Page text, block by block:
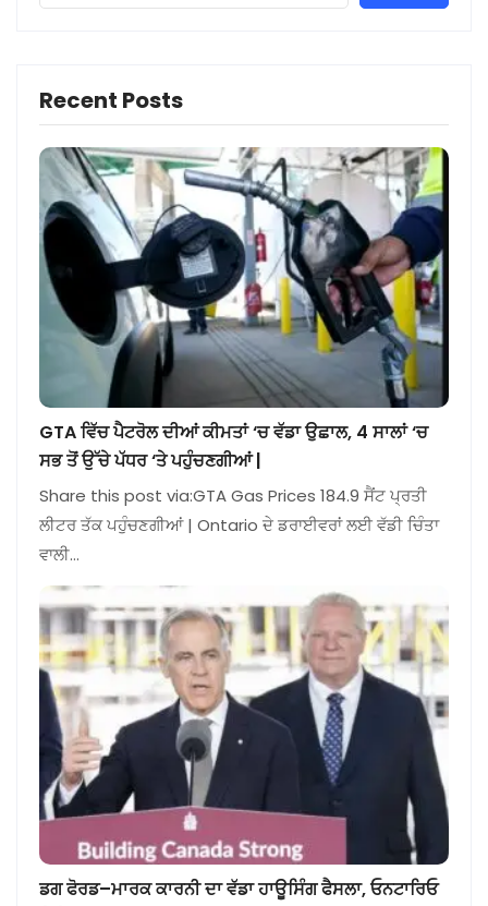
Recent Posts
GTA ਵਿੱਚ ਪੈਟਰੋਲ ਦੀਆਂ ਕੀਮਤਾਂ ‘ਚ ਵੱਡਾ ਉਛਾਲ, 4 ਸਾਲਾਂ ‘ਚ
ਸਭ ਤੋਂ ਉੱਚੇ ਪੱਧਰ ‘ਤੇ ਪਹੁੰਚਣਗੀਆਂ |
Share this post via:GTA Gas Prices 184.9 ਸੈਂਟ ਪ੍ਰਤੀ
ਲੀਟਰ ਤੱਕ ਪਹੁੰਚਣਗੀਆਂ | Ontario ਦੇ ਡਰਾਈਵਰਾਂ ਲਈ ਵੱਡੀ ਚਿੰਤਾ
ਵਾਲੀ…
ਡਗ ਫੋਰਡ–ਮਾਰਕ ਕਾਰਨੀ ਦਾ ਵੱਡਾ ਹਾਊਸਿੰਗ ਫੈਸਲਾ, ਓਨਟਾਰਿਓ